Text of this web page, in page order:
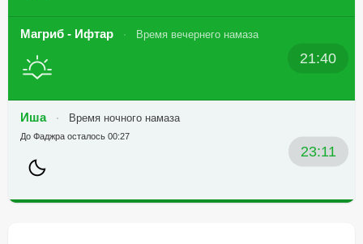
Магриб - Ифтар Время вечернего намаза
21:40
Иша Время ночного намаза
23:11
До Фаджра осталось 00:27